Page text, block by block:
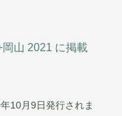
山 2021 に掲載
10月9日発行されま